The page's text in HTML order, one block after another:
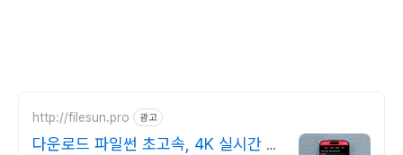
http://filesun.pro 광고
다운로드 파일썬 초고속, 4K 실시간 보